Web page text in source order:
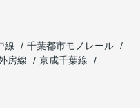
線
千葉都市モノレール
房線
京成千葉線